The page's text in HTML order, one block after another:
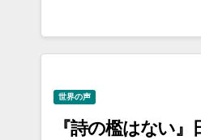
世界の声
『詩の檻はない